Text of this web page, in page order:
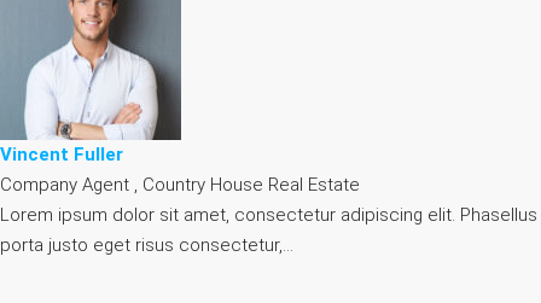
Vincent Fuller
Company Agent , Country House Real Estate
Lorem ipsum dolor sit amet, consectetur adipiscing elit. Phasellus
porta justo eget risus consectetur,…